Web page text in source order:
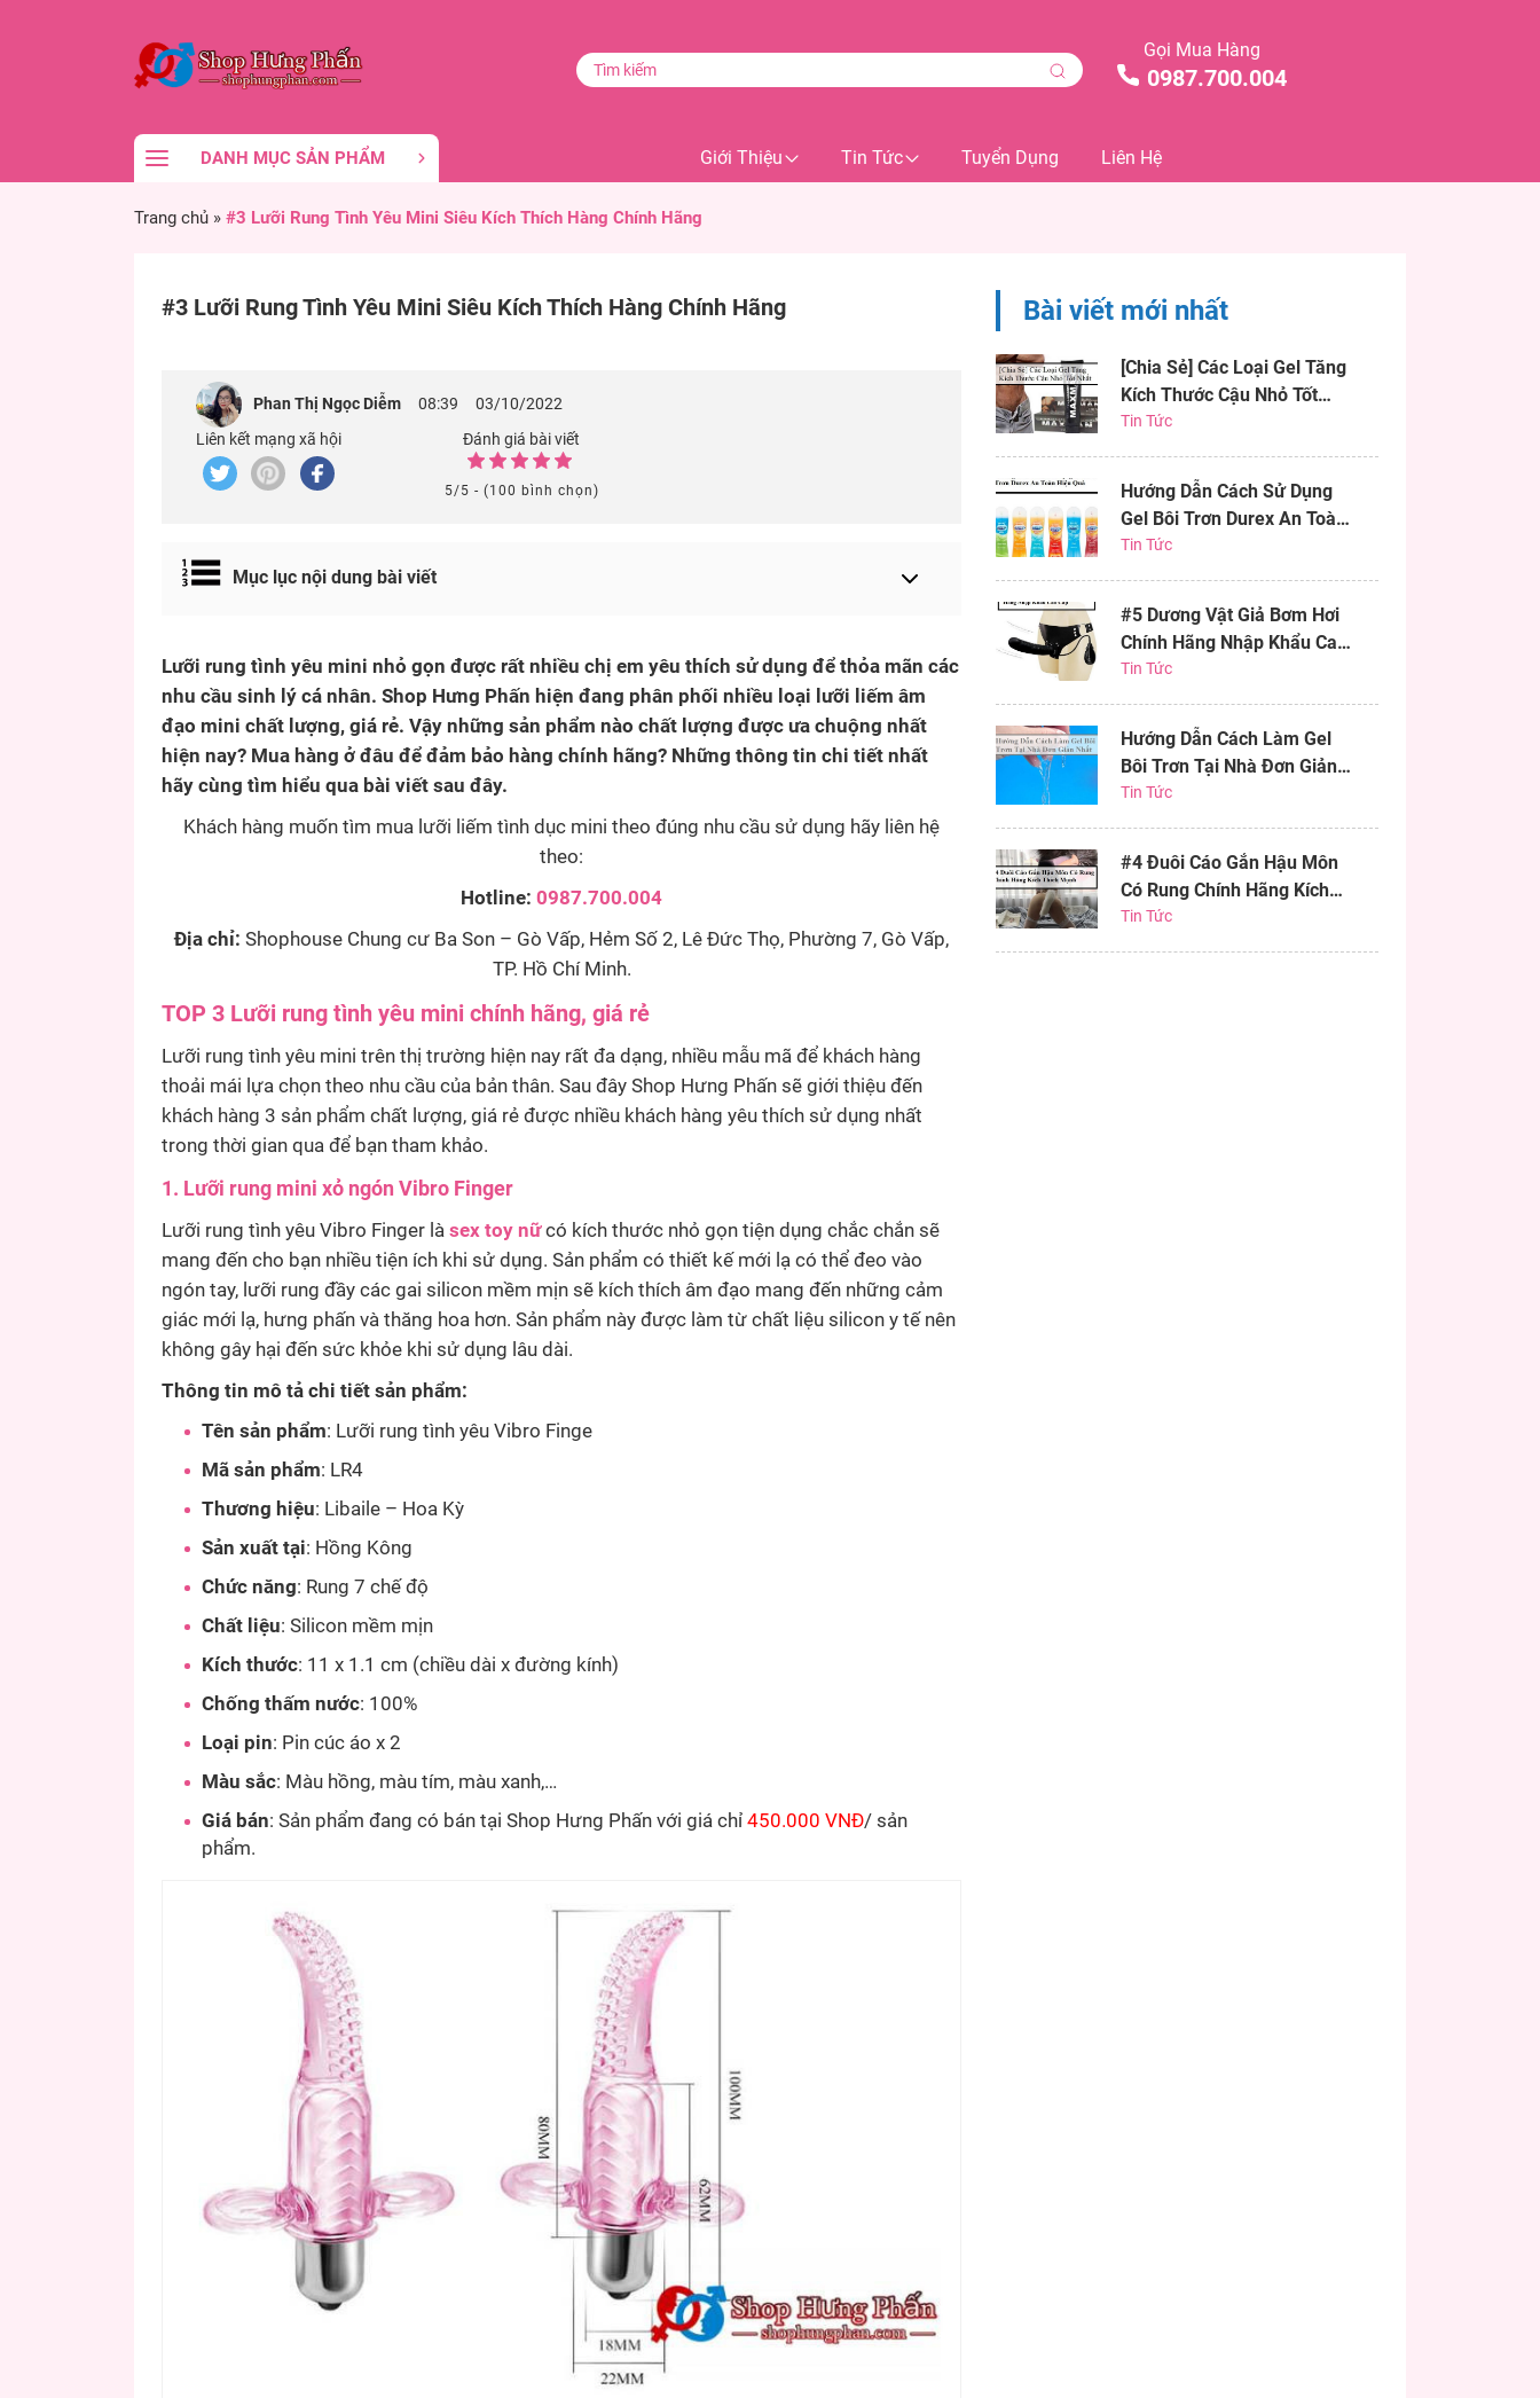
Gọi Mua Hàng
0987.700.004
DANH MỤC SẢN PHẨM Giới Thiệu Tin Tức Tuyển Dụng Liên Hệ
Trang chủ » #3 Lưỡi Rung Tình Yêu Mini Siêu Kích Thích Hàng Chính Hãng
#3 Lưỡi Rung Tình Yêu Mini Siêu Kích Thích Hàng Chính Hãng
Phan Thị Ngọc Diễm 08:39
03/10/2022
Liên kết mạng xã hội
Đánh giá bài viết
5/5 - (100 bình chọn)
Mục lục nội dung bài viết
Lưỡi rung tình yêu mini nhỏ gọn được rất nhiều chị em yêu thích sử dụng để thỏa mãn các
nhu cầu sinh lý cá nhân. Shop Hưng Phấn hiện đang phân phối nhiều loại lưỡi liếm âm
đạo mini chất lượng, giá rẻ. Vậy những sản phẩm nào chất lượng được ưa chuộng nhất
hiện nay? Mua hàng ở đâu để đảm bảo hàng chính hãng? Những thông tin chi tiết nhất
hãy cùng tìm hiểu qua bài viết sau đây.
Khách hàng muốn tìm mua lưỡi liếm tình dục mini theo đúng nhu cầu sử dụng hãy liên hệ
theo:
Hotline: 0987.700.004
Địa chỉ: Shophouse Chung cư Ba Son – Gò Vấp, Hẻm Số 2, Lê Đức Thọ, Phường 7, Gò Vấp,
TP. Hồ Chí Minh.
TOP 3 Lưỡi rung tình yêu mini chính hãng, giá rẻ
Lưỡi rung tình yêu mini trên thị trường hiện nay rất đa dạng, nhiều mẫu mã để khách hàng
thoải mái lựa chọn theo nhu cầu của bản thân. Sau đây Shop Hưng Phấn sẽ giới thiệu đến
khách hàng 3 sản phẩm chất lượng, giá rẻ được nhiều khách hàng yêu thích sử dụng nhất
trong thời gian qua để bạn tham khảo.
1. Lưỡi rung mini xỏ ngón Vibro Finger
Lưỡi rung tình yêu Vibro Finger là sex toy nữcó kích thước nhỏ gọn tiện dụng chắc chắn sẽ
mang đến cho bạn nhiều tiện ích khi sử dụng. Sản phẩm có thiết kế mới lạ có thể đeo vào
ngón tay, lưỡi rung đầy các gai silicon mềm mịn sẽ kích thích âm đạo mang đến những cảm
giác mới lạ, hưng phấn và thăng hoa hơn. Sản phẩm này được làm từ chất liệu silicon y tế nên
không gây hại đến sức khỏe khi sử dụng lâu dài.
Thông tin mô tả chi tiết sản phẩm:
Tên sản phẩm: Lưỡi rung tình yêu Vibro Finge
Mã sản phẩm: LR4
Thương hiệu: Libaile – Hoa Kỳ
Sản xuất tại: Hồng Kông
Chức năng: Rung 7 chế độ
Chất liệu: Silicon mềm mịn
Kích thước: 11 x 1.1 cm (chiều dài x đường kính)
Chống thấm nước: 100%
Loại pin: Pin cúc áo x 2
Màu sắc: Màu hồng, màu tím, màu xanh,…
Giá bán: Sản phẩm đang có bán tại Shop Hưng Phấn với giá chỉ 450.000 VNĐ/ sản
phẩm.
Bài viết mới nhất
[Chia Sẻ] Các Loại Gel Tăng
Kích Thước Cậu Nhỏ Tốt
Nhất
Tin Tức
Hướng Dẫn Cách Sử Dụng
Gel Bôi Trơn Durex An Toàn
Hiệu Quả
Tin Tức
#5 Dương Vật Giả Bơm Hơi
Chính Hãng Nhập Khẩu Cao
Cấp
Tin Tức
Hướng Dẫn Cách Làm Gel
Bôi Trơn Tại Nhà Đơn Giản
Nhất
Tin Tức
#4 Đuôi Cáo Gắn Hậu Môn
Có Rung Chính Hãng Kích
Thích Mạnh
Tin Tức